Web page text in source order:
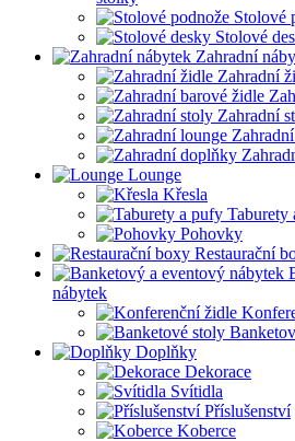
Stolové
Stolové
Zahradní
Zahradní
Zahradní
Lounge
Křesla
Taburety
Pohovky
Restaurační
nábytek
Doplňky
Dekorace
Svítidla
Příslušenství
Koberce